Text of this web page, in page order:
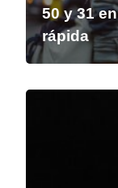
50 y 31
rápida